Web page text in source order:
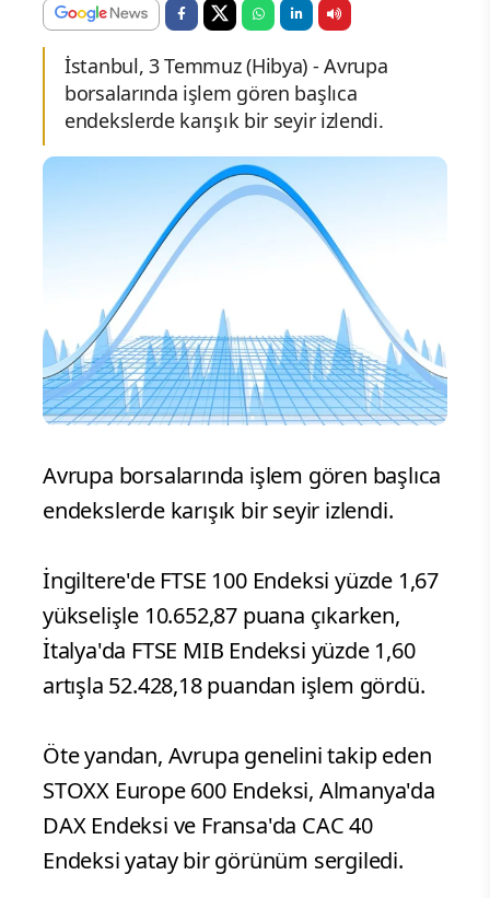
İstanbul, 3 Temmuz (Hibya) - Avrupa
borsalarında işlem gören başlıca
endekslerde karışık bir seyir izlendi.
Avrupa borsalarında işlem gören başlıca
endekslerde karışık bir seyir izlendi.
İngiltere'de FTSE 100 Endeksi yüzde 1,67
yükselişle 10.652,87 puana çıkarken,
İtalya'da FTSE MIB Endeksi yüzde 1,60
artışla 52.428,18 puandan işlem gördü.
Öte yandan, Avrupa genelini takip eden
STOXX Europe 600 Endeksi, Almanya'da
DAX Endeksi ve Fransa'da CAC 40
Endeksi yatay bir görünüm sergiledi.